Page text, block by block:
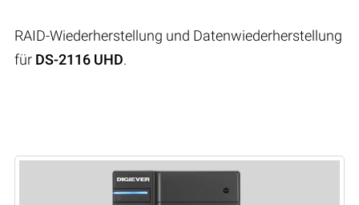
RAID-Wiederherstellung und Datenwiederherstellung
für DS-2116 UHD.